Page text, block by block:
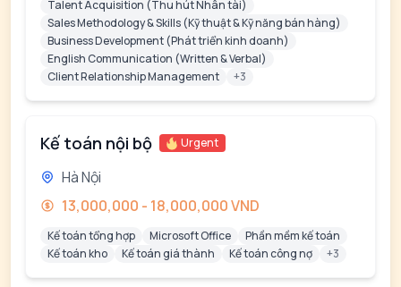
Talent Acquisition (Thu hút Nhân tài)
Sales Methodology & Skills (Kỹ thuật & Kỹ năng bán hàng)
Business Development (Phát triển kinh doanh)
English Communication (Written & Verbal)
Client Relationship Management
+3
Kế toán nội bộ Urgent
Hà Nội
13,000,000 - 18,000,000 VND
Kế toán tổng hợp Microsoft Office
Phần mềm kế toán
Kế toán kho
Kế toán giá thành Kế toán công nợ +3